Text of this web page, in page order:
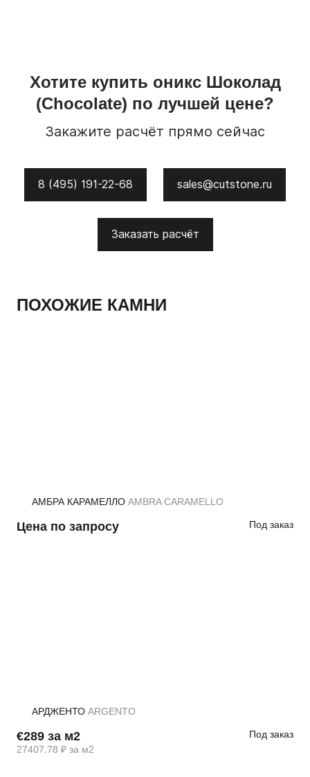
Хотите купить оникс Шоколад
(Chocolate) по лучшей цене?
Закажите расчёт прямо сейчас
8 (495) 191-22-68 sales@cutstone.ru
Заказать расчёт
ПОХОЖИЕ КАМНИ
АМБРА КАРАМЕЛЛО AMBRA CARAMELLO
Цена по запросу Под заказ
АРДЖЕНТО ARGENTO
€289 за м2
27407.78 ₽ за м2
Под заказ